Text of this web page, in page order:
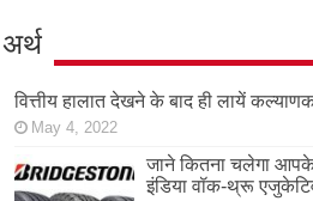
अर्थ
वित्तीय हालात देखने के बाद ही लायें
May 4, 2022
जाने कितना चलेगा आपके
इंडिया वॉक-थ्रू